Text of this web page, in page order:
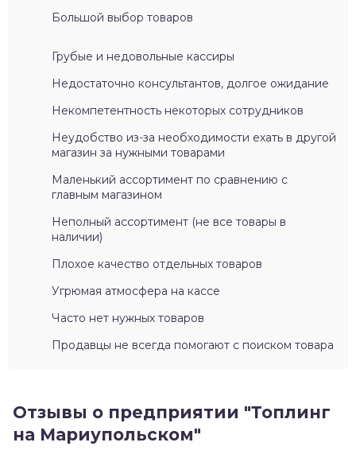
Большой выбор товаров
Грубые и недовольные кассиры
Недостаточно консультантов, долгое ожидание
Некомпетентность некоторых сотрудников
Неудобство из-за необходимости ехать в другой
магазин за нужными товарами
Маленький ассортимент по сравнению с
главным магазином
Неполный ассортимент (не все товары в
наличии)
Плохое качество отдельных товаров
Угрюмая атмосфера на кассе
Часто нет нужных товаров
Продавцы не всегда помогают с поиском товара
Отзывы о предприятии "Топлинг
на Мариупольском"